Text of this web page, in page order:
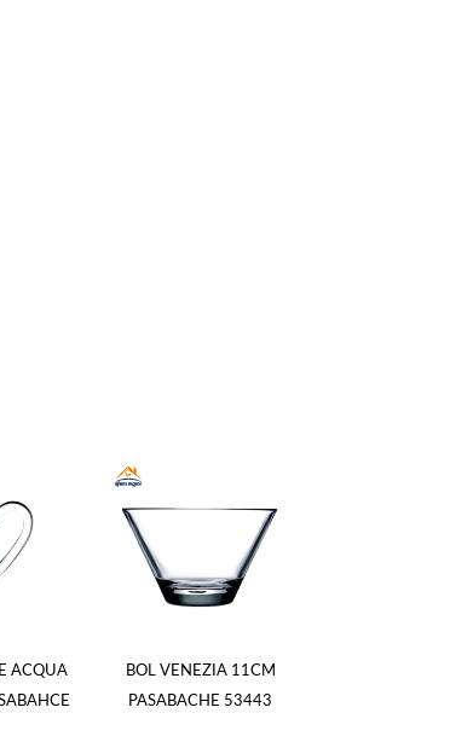
ACQUA
BOL VENEZIA 11CM
PASABACHE 53443